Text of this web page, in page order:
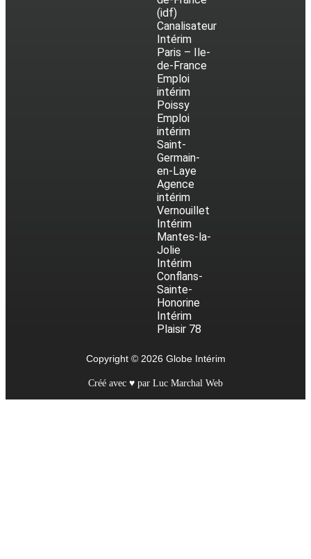
(idf)
Canalisateur
Intérim
Paris – Ile-
de-France
Emploi
intérim
Poissy
Emploi
intérim
Saint-
Germain-
en-Laye
Agence
intérim
Vernouillet
Intérim
Mantes-la-
Jolie
Intérim
Conflans-
Sainte-
Honorine
Intérim
Plaisir 78
Copyright © 2026 Globe Intérim
Créé avec ♥ par Luc Marchal Web